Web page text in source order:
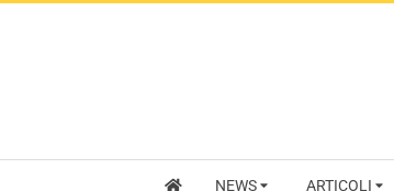
NEWS ARTICOLI